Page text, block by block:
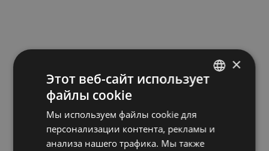
×
Этот веб-сайт использует
файлы cookie
Мы используем файлы cookie для
персонализации контента, рекламы и
анализа нашего трафика. Мы также